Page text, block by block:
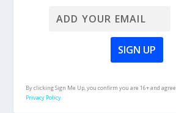
By clicking Sign Me Up, you confirm you are 16+ and
Privacy Policy.